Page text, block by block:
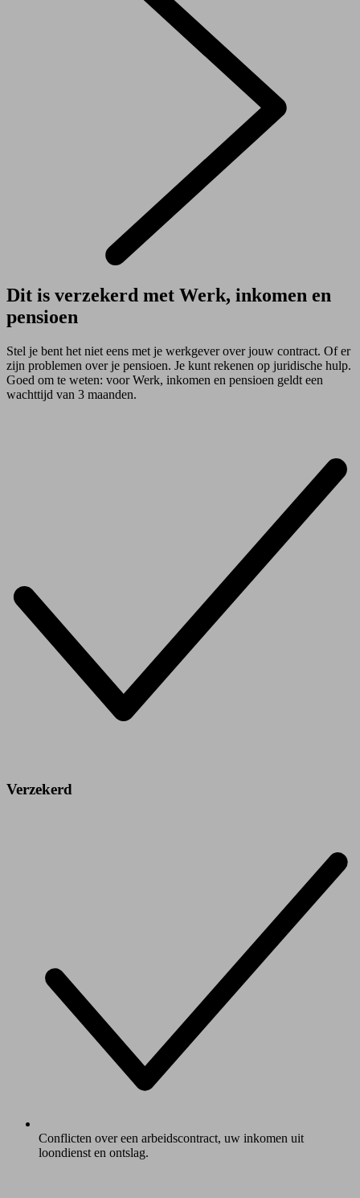
Dit is verzekerd met Werk, inkomen en
pensioen
Stel je bent het niet eens met je werkgever over jouw contract. Of er
zijn problemen over je pensioen. Je kunt rekenen op juridische hulp.
Goed om te weten: voor Werk, inkomen en pensioen geldt een
wachttijd van 3 maanden.
Verzekerd
Conflicten over een arbeidscontract, uw inkomen uit
loondienst en ontslag.